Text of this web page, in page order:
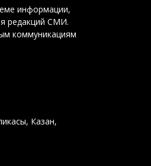
информации,
редакций СМИ.
коммуникациям
Казан,